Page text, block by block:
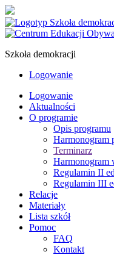
Szkoła demokracji
Logowanie
Logowanie
Aktualności
O programie
Opis programu
Harmonogram
Terminarz
Harmonogram
Regulamin II
Regulamin III
Relacje
Materiały
Lista szkół
Pomoc
FAQ
Kontakt